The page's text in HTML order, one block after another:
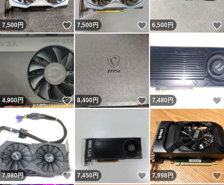
7,500円 いいね！
7,500円 いいね！
6,500円
4,900円 いいね！
8,400円 いいね！
7,480 円
7,980円 いいね！
7,450円 いいね！
7,998円